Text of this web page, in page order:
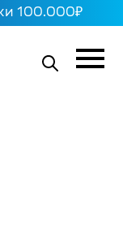
100.000₽